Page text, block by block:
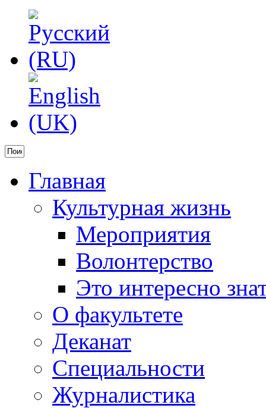
Главная
Культурная жизнь
Мероприятия
Волонтерство
Это интересно
О факультете
Деканат
Специальности
Журналистика